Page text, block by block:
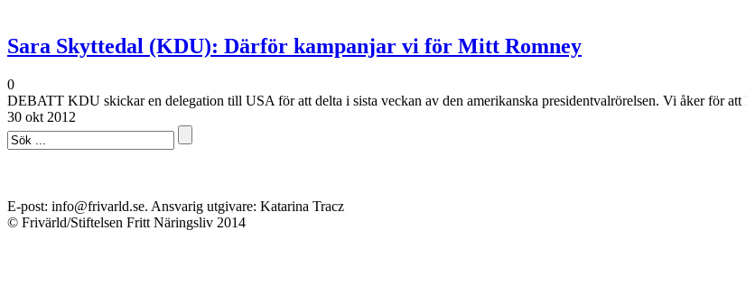
Sara Skyttedal (KDU): Därför kampanjar vi för Mitt Romney
0
DEBATT KDU skickar en delegation till USA för att delta i sista veckan av den amerikanska presidentvalrörelsen. Vi åker för
30 okt 2012
E-post: info@frivarld.se. Ansvarig utgivare: Katarina Tracz
© Frivärld/Stiftelsen Fritt Näringsliv 2014